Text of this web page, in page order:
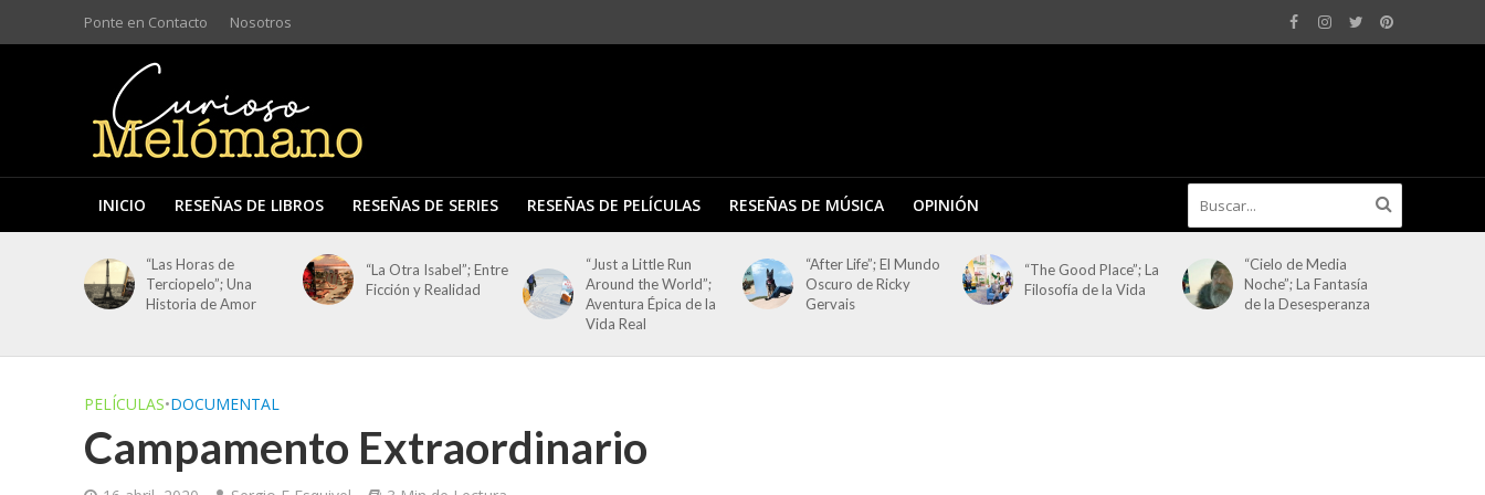
Ponte en Contacto Nosotros
INICIO RESEÑAS DE LIBROS RESEÑAS DE SERIES RESEÑAS DE PELÍCULAS RESEÑAS DE MÚSICA OPINIÓN
“Las Horas de
Terciopelo”; Una
Historia de Amor
“La Otra Isabel”; Entre
Ficción y Realidad
“Just a Little Run
Around the World”;
Aventura Épica de la
Vida Real
“After Life”; El Mundo
Oscuro de Ricky
Gervais
“The Good Place”; La
Filosofía de la Vida
“Cielo de Media
Noche”; La Fantasía
de la Desesperanza
PELÍCULAS•DOCUMENTAL
Campamento Extraordinario